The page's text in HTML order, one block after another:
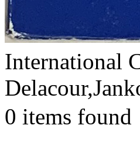
International
0 items